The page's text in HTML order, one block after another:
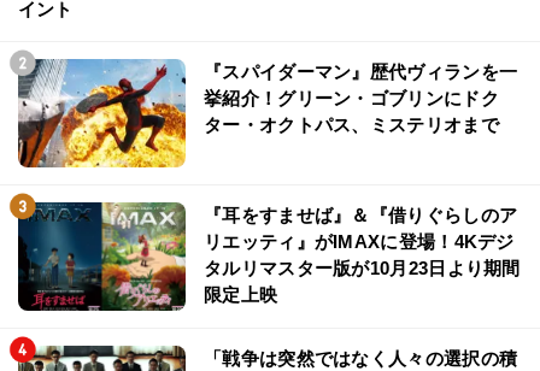
イント
『スパイダーマン』歴代ヴィランを一
挙紹介！グリーン・ゴブリンにドク
ター・オクトパス、ミステリオまで
『耳をすませば』＆『借りぐらしのア
リエッティ』がIMAXに登場！4Kデジ
タルリマスター版が10月23日より期間
限定上映
「戦争は突然ではなく人々の選択の積